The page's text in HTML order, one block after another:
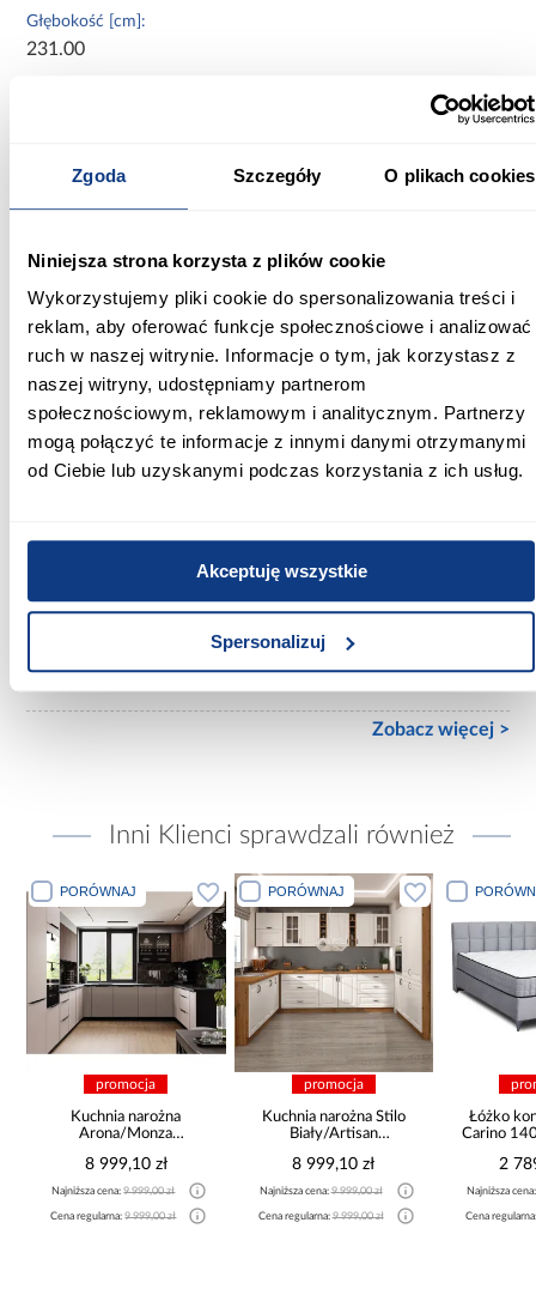
Zgoda Szczegóły O plikach cookies
Niniejsza strona korzysta z plików cookie
Wykorzystujemy pliki cookie do spersonalizowania treści i
reklam, aby oferować funkcje społecznościowe i analizować
ruch w naszej witrynie. Informacje o tym, jak korzystasz z
naszej witryny, udostępniamy partnerom
społecznościowym, reklamowym i analitycznym. Partnerzy
mogą połączyć te informacje z innymi danymi otrzymanymi
od Ciebie lub uzyskanymi podczas korzystania z ich usług.
Akceptuję wszystkie
Spersonalizuj
Głębokość [cm]:
231.00
Wysokość do siedziska [cm]:
37.00
Szerokość pow. spania [cm]:
Długość pow. spania [cm]:
200.00
Powierzchnia spania [cm]:
200x200
Rozmiar materaca [cm]:
200x200
Zobacz więcej >
Inni Klienci sprawdzali również
PORÓWNAJ
promocja
Kuchnia narożna
Arona/Monza
8 999,10 zł
Najniższa cena:9 999,00 zł
Cena regularna:9 999,00 zł
PORÓWNAJ
promocja
Kuchnia narożna Stilo
Biały/Artisan
8 999,10 zł
Najniższa cena:9 999,00 zł
Cena regularna:9 999,00 zł
Łóżko
Carino
2
Najniższa
Cena